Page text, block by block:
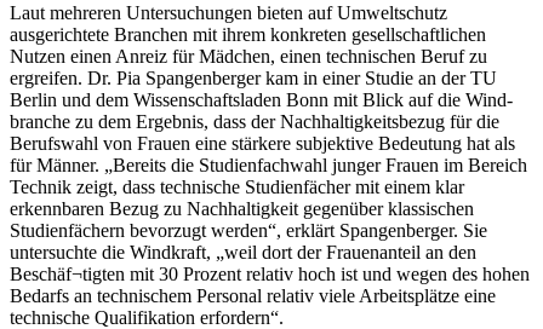
Laut mehreren Untersuchungen bieten auf Umweltschutz
ausgerichtete Branchen mit ihrem konkreten gesellschaftlichen
Nutzen einen Anreiz für Mädchen, einen technischen Beruf zu
ergreifen. Dr. Pia Spangenberger kam in einer Studie an der TU
Berlin und dem Wissenschaftsladen Bonn mit Blick auf die Wind-
branche zu dem Ergebnis, dass der Nachhaltigkeitsbezug für die
Berufswahl von Frauen eine stärkere subjektive Bedeutung hat als
für Männer. „Bereits die Studienfachwahl junger Frauen im Bereich
Technik zeigt, dass technische Studienfächer mit einem klar
erkennbaren Bezug zu Nachhaltigkeit gegenüber klassischen
Studienfächern bevorzugt werden“, erklärt Spangenberger. Sie
untersuchte die Windkraft, „weil dort der Frauenanteil an den
Beschäf¬tigten mit 30 Prozent relativ hoch ist und wegen des hohen
Bedarfs an technischem Personal relativ viele Arbeitsplätze eine
technische Qualifikation erfordern“.